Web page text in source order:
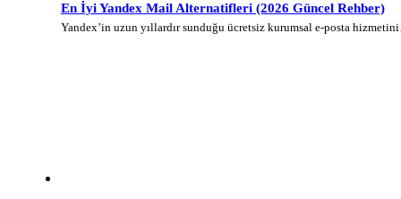
En İyi Yandex Mail Alternatifleri (2026 Güncel Rehber)
Yandex’in uzun yıllardır sunduğu ücretsiz kurumsal e-posta